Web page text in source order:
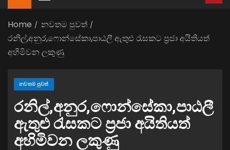
Home
නවතම පුවත්
රනිල්,අනුර,ෆොන්සේකා,පාඨලී ඇතුළු රැසකට ප්‍රජා අයිතියත්
අහිමිවන ලකුණු
නවතම පුවත්
රනිල්,අනුර,ෆොන්සේකා,පාඨලී
ඇතුළු රැසකට ප්‍රජා අයිතියත්
අහිමිවන ලකුණු